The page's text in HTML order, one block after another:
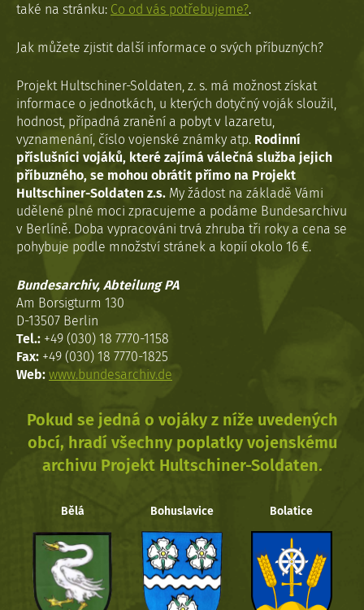
také na stránku: Co od vás potřebujeme?.
Jak můžete zjistit další informace o svých příbuzných?
Projekt Hultschiner-Soldaten, z. s. má možnost získat
informace o jednotkách, u kterých dotyčný voják sloužil,
hodnost, případná zranění a pobyt v lazaretu,
vyznamenání, číslo vojenské známky atp. Rodinní
příslušníci vojáků, které zajímá válečná služba jejich
příbuzného, se mohou obrátit přímo na Projekt
Hultschiner-Soldaten z.s. My žádost na základě Vámi
udělené plné moci zpracujeme a podáme Bundesarchivu
v Berlíně. Doba vypracováni trvá zhruba tři roky a cena se
pohybuje podle množství stránek a kopií okolo 16 €.
Bundesarchiv, Abteilung PA
Am Borsigturm 130
D-13507 Berlin
Tel.: +49 (030) 18 7770-1158
Fax: +49 (030) 18 7770-1825
Web: www.bundesarchiv.de
Pokud se jedná o vojáky z níže uvedených
obcí, hradí všechny poplatky vojenskému
archivu Projekt Hultschiner-Soldaten.
Bělá Bohuslavice Bolatice